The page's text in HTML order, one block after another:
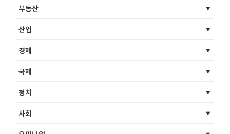
부동산
산업
경제
국제
정치
사회